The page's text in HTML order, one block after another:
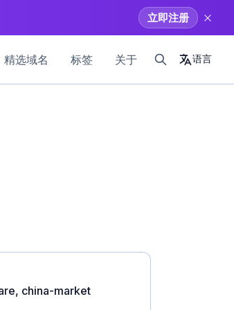
立即注册
精选域名 标签 关于 语言
china-market